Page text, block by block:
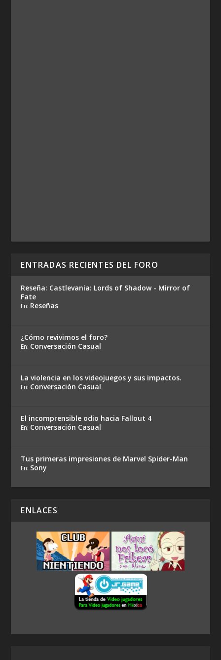
ENTRADAS RECIENTES DEL FORO
Reseña: Castlevania: Lords of Shadow - Mirror of
Fate
En: Reseñas
¿Cómo revivimos el foro?
En: Conversación Casual
La violencia en los videojuegos y sus impactos.
En: Conversación Casual
El incomprensible odio hacia Fallout 4
En: Conversación Casual
Tus primeras impresiones de Marvel Spider-Man
En: Sony
ENLACES